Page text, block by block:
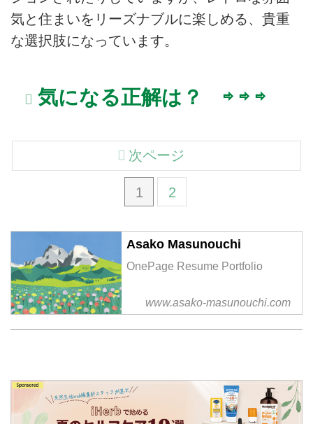
気と住まいをリーズナブルに楽しめる、貴重
な選択肢になっています。
気になる正解は？ ⇨ ⇨ ⇨
1 2
次ページ
Asako Masunouchi
OnePage Resume Portfolio
www.asako-masunouchi.com